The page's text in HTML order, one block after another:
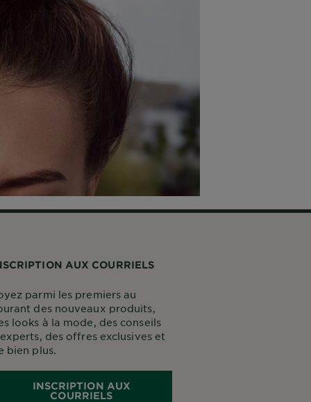
AUX COURRIELS
parmi les premiers au
des nouveaux produits,
looks à la mode, des conseils
des offres exclusives et
bien plus.
INSCRIPTION AUX
COURRIELS